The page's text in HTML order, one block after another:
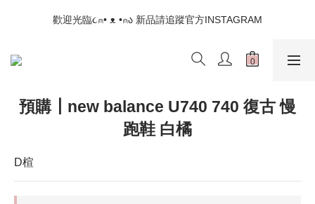
📣如果遇到結帳沒有反應，請另開瀏覽器 (不要直接從ig連結網站
下單)
歡迎光臨૮⍝• ᴥ •⍝ა 新品請追蹤官方INSTAGRAM
📣如果遇到結帳沒有反應，請另開瀏覽器 (不要直接從ig連結網站
預購┃new balance U740 740 復古 慢
跑鞋 白橘
D楦